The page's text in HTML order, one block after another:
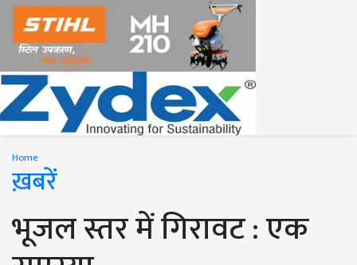
Home
ख़बरें
भूजल स्तर में गिरावट : एक